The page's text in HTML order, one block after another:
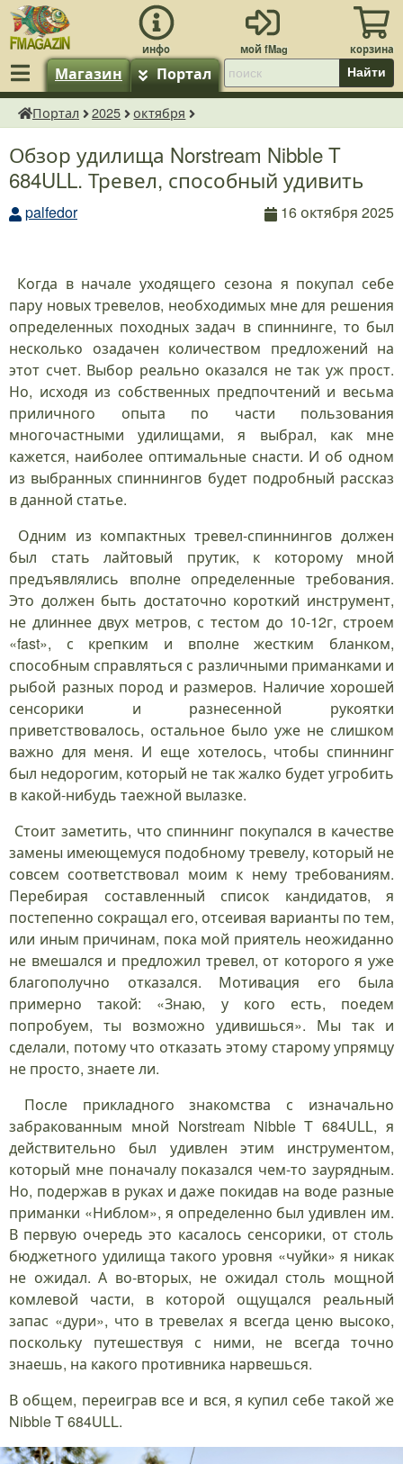
Магазин Портал Найти
fMagazin.ru
Портал 2025 октября
Обзор удилища Norstream Nibble T
684ULL. Тревел, способный удивить
palfedor 16 октября 2025
Когда в начале уходящего сезона я покупал себе
пару новых тревелов, необходимых мне для решения
определенных походных задач в спиннинге, то был
несколько озадачен количеством предложений на
этот счет. Выбор реально оказался не так уж прост.
Но, исходя из собственных предпочтений и весьма
приличного опыта по части пользования
многочастными удилищами, я выбрал, как мне
кажется, наиболее оптимальные снасти. И об одном
из выбранных спиннингов будет подробный рассказ
в данной статье.
Одним из компактных тревел-спиннингов должен
был стать лайтовый прутик, к которому мной
предъявлялись вполне определенные требования.
Это должен быть достаточно короткий инструмент,
не длиннее двух метров, с тестом до 10-12г, строем
«fast», с крепким и вполне жестким бланком,
способным справляться с различными приманками и
рыбой разных пород и размеров. Наличие хорошей
сенсорики и разнесенной рукоятки
приветствовалось, остальное было уже не слишком
важно для меня. И еще хотелось, чтобы спиннинг
был недорогим, который не так жалко будет угробить
в какой-нибудь таежной вылазке.
Стоит заметить, что спиннинг покупался в качестве
замены имеющемуся подобному тревелу, который не
совсем соответствовал моим к нему требованиям.
Перебирая составленный список кандидатов, я
постепенно сокращал его, отсеивая варианты по тем,
или иным причинам, пока мой приятель неожиданно
не вмешался и предложил тревел, от которого я уже
благополучно отказался. Мотивация его была
примерно такой: «Знаю, у кого есть, поедем
попробуем, ты возможно удивишься». Мы так и
сделали, потому что отказать этому старому упрямцу
не просто, знаете ли.
После прикладного знакомства с изначально
забракованным мной Norstream Nibble T 684ULL, я
действительно был удивлен этим инструментом,
который мне поначалу показался чем-то заурядным.
Но, подержав в руках и даже покидав на воде разные
приманки «Ниблом», я определенно был удивлен им.
В первую очередь это касалось сенсорики, от столь
бюджетного удилища такого уровня «чуйки» я никак
не ожидал. А во-вторых, не ожидал столь мощной
комлевой части, в которой ощущался реальный
запас «дури», что в тревелах я всегда ценю высоко,
поскольку путешествуя с ними, не всегда точно
знаешь, на какого противника нарвешься.
В общем, переиграв все и вся, я купил себе такой же
Nibble T 684ULL.